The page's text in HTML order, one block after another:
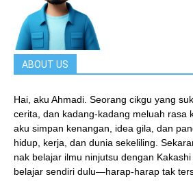
ABOUT US
Hai, aku Ahmadi. Seorang cikgu yang
cerita, dan kadang-kadang meluah rasa
aku simpan kenangan, idea gila, dan
hidup, kerja, dan dunia sekeliling.
nak belajar ilmu ninjutsu dengan
belajar sendiri dulu—harap-harap tak